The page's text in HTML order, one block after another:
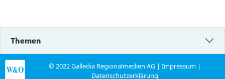
Themen
© 2022 Galledia Regionalmedien AG |Impressum |
Datenschutzerklärung